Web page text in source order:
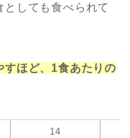
としても食べられて
すほど、1食あたりの
14